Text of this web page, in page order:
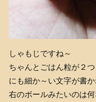
しゃもじですね～
ちゃんとごはん粒が２
にも細か～い文字が書か
右のボールみたいのは